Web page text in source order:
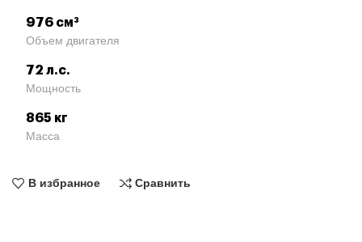
976 см³
Объем двигателя
72 л.с.
Мощность
865 кг
Масса
В избранное Сравнить